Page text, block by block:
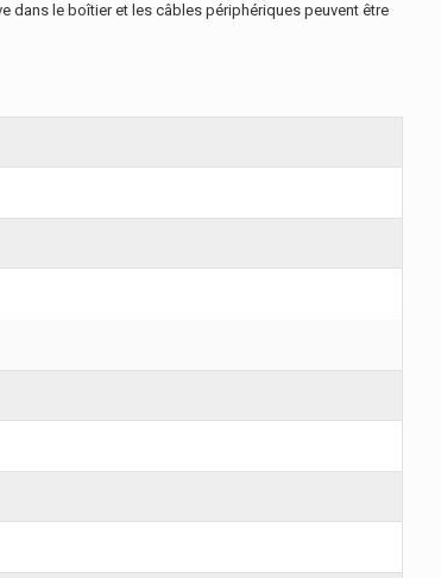
dans le boîtier et les câbles périphériques peuvent être